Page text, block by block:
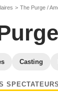
The Purge /
Casting
SPECTATEURS